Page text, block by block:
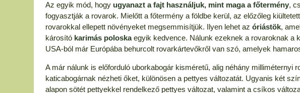
Az egyik mód, hogy ugyanazt a fajt használjuk, mint maga a főtermény,
fogyasztják a rovarok. Mielőtt a főtermény a földbe kerül, az előzőleg
rovarokkal ellepett növényeket megsemmisítjük. Ilyen lehet az óriástök,
károsító karimás poloskaegyik kedvence. Nálunk ezeknek a rovaroknak a
USA-ból már Európába behurcolt rovarkártevőkről van szó, amelyek
A már nálunk is előforduló uborkabogár kisméretű, alig néhány milliméternyi
katicabogárnak nézheti őket, különösen a pettyes változatát. Ugyanis két
alapon sötét pettyekkel rendelkező pettyes változat, valamint a csíkos